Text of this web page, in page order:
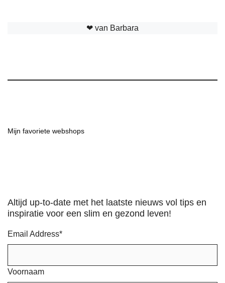
❤︎ van Barbara
Mijn favoriete webshops
Altijd up-to-date met het laatste nieuws vol tips en
inspiratie voor een slim en gezond leven!
Email Address*
Voornaam